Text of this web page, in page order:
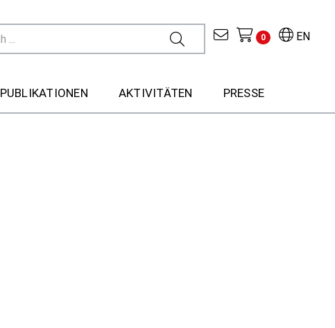
EN
0
PUBLIKATIONEN AKTIVITÄTEN PRESSE